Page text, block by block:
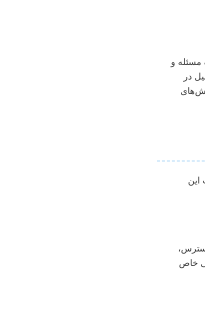
مسئله و
در
این
خاص